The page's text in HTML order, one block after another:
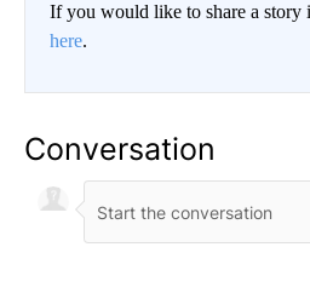
If you would like to share a story
here.
Conversation